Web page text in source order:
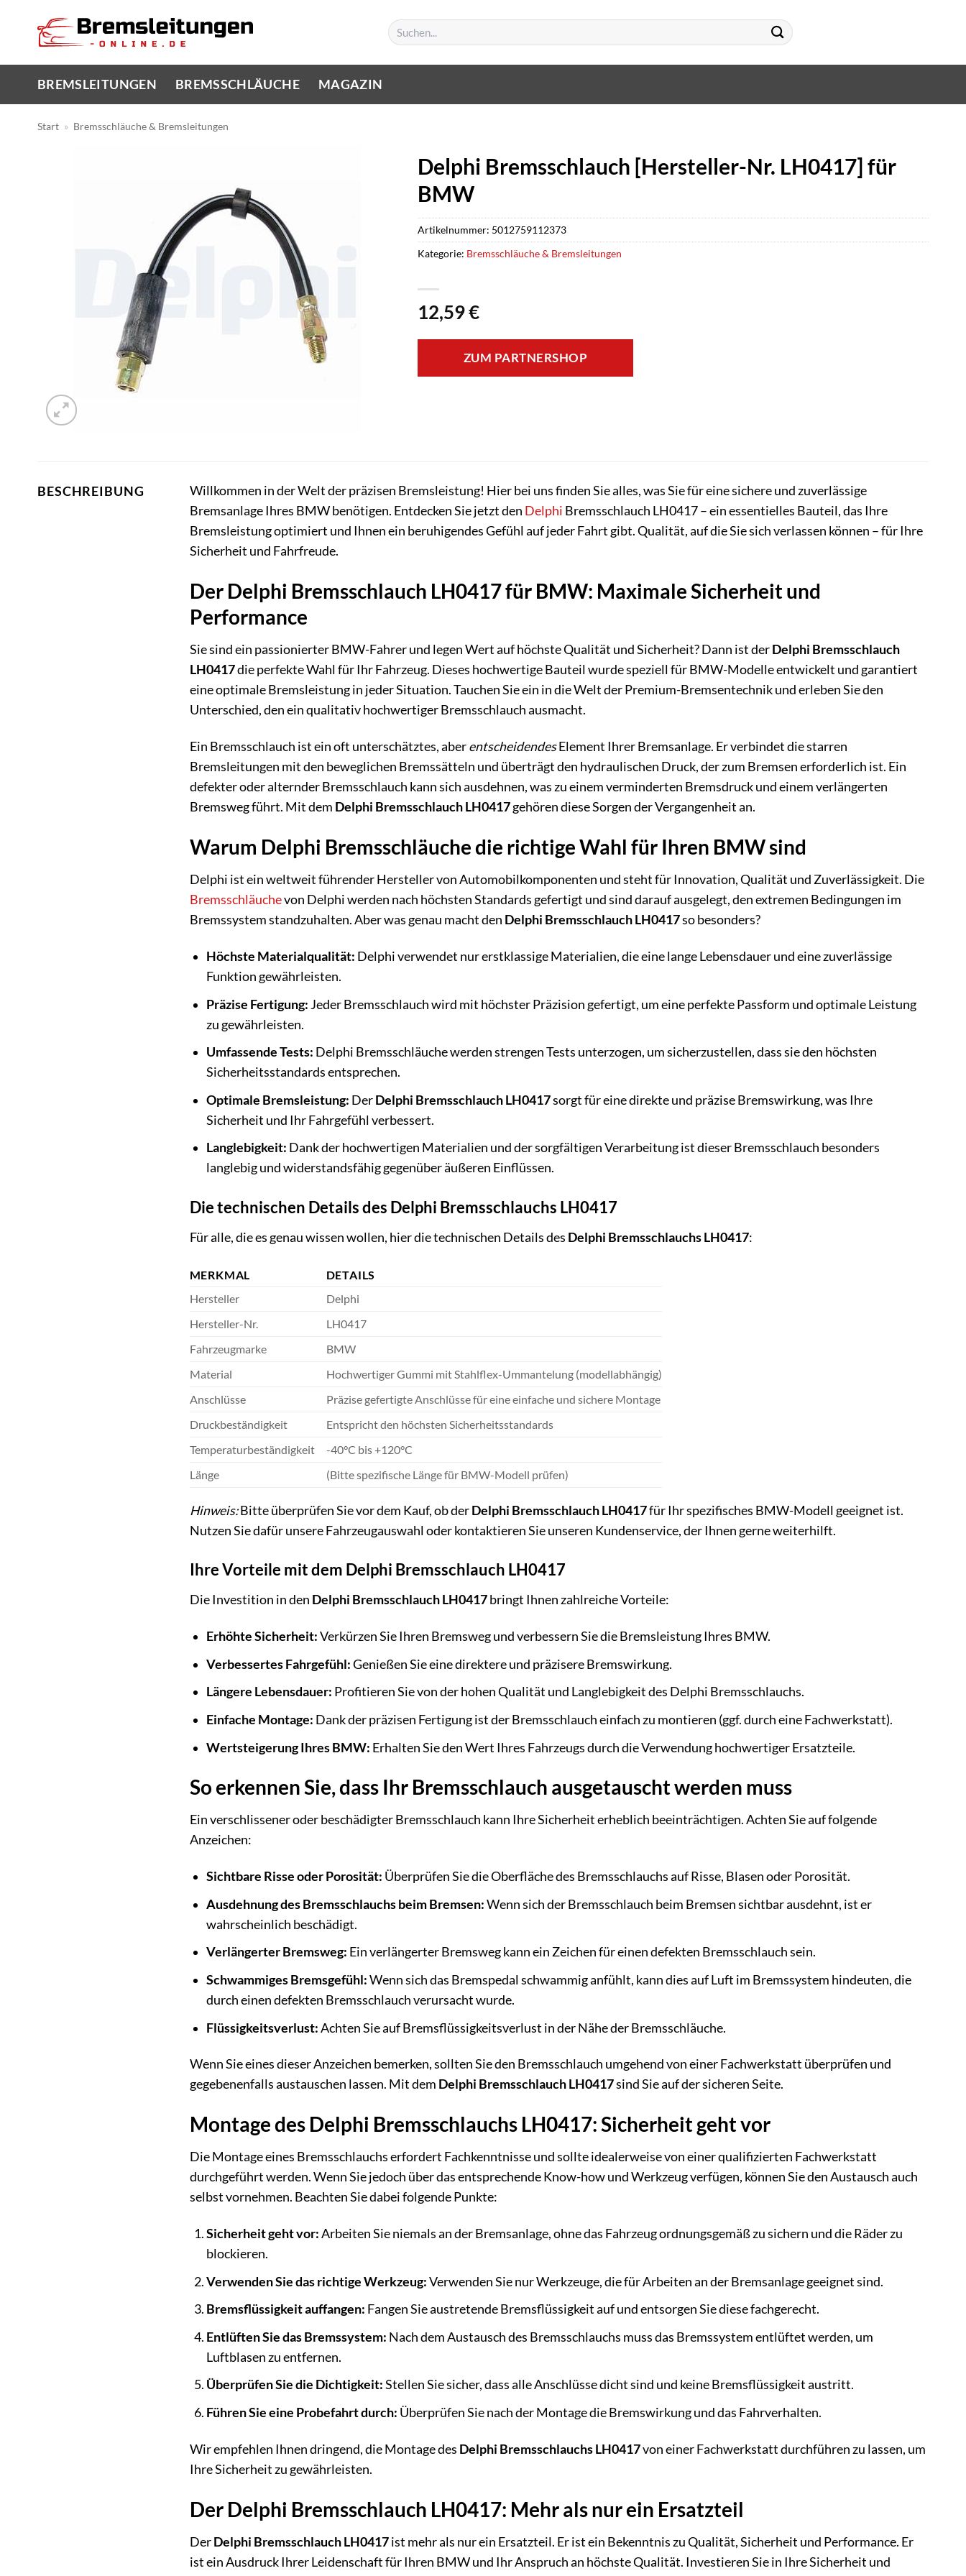
springen
Suchen
nach:
BREMSLEITUNGEN BREMSSCHLÄUCHE MAGAZIN
Start » Bremsschläuche & Bremsleitungen
Delphi Bremsschlauch [Hersteller-Nr. LH0417] für
BMW
12,59€
ZUM PARTNERSHOP
Artikelnummer: 5012759112373
Kategorie: Bremsschläuche & Bremsleitungen
BESCHREIBUNG
Willkommen in der Welt der präzisen Bremsleistung! Hier bei uns finden Sie alles, was Sie für eine sichere und zuverlässige
Bremsanlage Ihres BMW benötigen. Entdecken Sie jetzt den Delphi Bremsschlauch LH0417 – ein essentielles Bauteil, das Ihre
Bremsleistung optimiert und Ihnen ein beruhigendes Gefühl auf jeder Fahrt gibt. Qualität, auf die Sie sich verlassen können – für Ihre
Sicherheit und Fahrfreude.
Der Delphi Bremsschlauch LH0417 für BMW: Maximale Sicherheit und
Performance
Sie sind ein passionierter BMW-Fahrer und legen Wert auf höchste Qualität und Sicherheit? Dann ist derDelphi Bremsschlauch
LH0417die perfekte Wahl für Ihr Fahrzeug. Dieses hochwertige Bauteil wurde speziell für BMW-Modelle entwickelt und garantiert
eine optimale Bremsleistung in jeder Situation. Tauchen Sie ein in die Welt der Premium-Bremsentechnik und erleben Sie den
Unterschied, den ein qualitativ hochwertiger Bremsschlauch ausmacht.
Ein Bremsschlauch ist ein oft unterschätztes, aberentscheidendesElement Ihrer Bremsanlage. Er verbindet die starren
Bremsleitungen mit den beweglichen Bremssätteln und überträgt den hydraulischen Druck, der zum Bremsen erforderlich ist. Ein
defekter oder alternder Bremsschlauch kann sich ausdehnen, was zu einem verminderten Bremsdruck und einem verlängerten
Bremsweg führt. Mit dem Delphi Bremsschlauch LH0417gehören diese Sorgen der Vergangenheit an.
Warum Delphi Bremsschläuche die richtige Wahl für Ihren BMW sind
Delphi ist ein weltweit führender Hersteller von Automobilkomponenten und steht für Innovation, Qualität und Zuverlässigkeit. Die
Bremsschläuchevon Delphi werden nach höchsten Standards gefertigt und sind darauf ausgelegt, den extremen Bedingungen im
Bremssystem standzuhalten. Aber was genau macht den Delphi Bremsschlauch LH0417so besonders?
Höchste Materialqualität: Delphi verwendet nur erstklassige Materialien, die eine lange Lebensdauer und eine zuverlässige
Funktion gewährleisten.
Präzise Fertigung: Jeder Bremsschlauch wird mit höchster Präzision gefertigt, um eine perfekte Passform und optimale Leistung
zu gewährleisten.
Umfassende Tests: Delphi Bremsschläuche werden strengen Tests unterzogen, um sicherzustellen, dass sie den höchsten
Sicherheitsstandards entsprechen.
Optimale Bremsleistung: DerDelphi Bremsschlauch LH0417sorgt für eine direkte und präzise Bremswirkung, was Ihre
Sicherheit und Ihr Fahrgefühl verbessert.
Langlebigkeit: Dank der hochwertigen Materialien und der sorgfältigen Verarbeitung ist dieser Bremsschlauch besonders
langlebig und widerstandsfähig gegenüber äußeren Einflüssen.
Die technischen Details des Delphi Bremsschlauchs LH0417
Für alle, die es genau wissen wollen, hier die technischen Details des Delphi Bremsschlauchs LH0417:
MERKMAL
DETAILS
Hersteller
Delphi
Hersteller-Nr.
LH0417
Fahrzeugmarke
BMW
Material
Hochwertiger Gummi mit Stahlflex-Ummantelung (modellabhängig)
Anschlüsse
Präzise gefertigte Anschlüsse für eine einfache und sichere Montage
Druckbeständigkeit
Entspricht den höchsten Sicherheitsstandards
Temperaturbeständigkeit
-40°C bis +120°C
Länge
(Bitte spezifische Länge für BMW-Modell prüfen)
Hinweis:Bitte überprüfen Sie vor dem Kauf, ob derDelphi Bremsschlauch LH0417für Ihr spezifisches BMW-Modell geeignet ist.
Nutzen Sie dafür unsere Fahrzeugauswahl oder kontaktieren Sie unseren Kundenservice, der Ihnen gerne weiterhilft.
Ihre Vorteile mit dem Delphi Bremsschlauch LH0417
Die Investition in den Delphi Bremsschlauch LH0417bringt Ihnen zahlreiche Vorteile:
Erhöhte Sicherheit:Verkürzen Sie Ihren Bremsweg und verbessern Sie die Bremsleistung Ihres BMW.
Verbessertes Fahrgefühl:Genießen Sie eine direktere und präzisere Bremswirkung.
Längere Lebensdauer: Profitieren Sie von der hohen Qualität und Langlebigkeit des Delphi Bremsschlauchs.
Einfache Montage: Dank der präzisen Fertigung ist der Bremsschlauch einfach zu montieren (ggf. durch eine Fachwerkstatt).
Wertsteigerung Ihres BMW: Erhalten Sie den Wert Ihres Fahrzeugs durch die Verwendung hochwertiger Ersatzteile.
So erkennen Sie, dass Ihr Bremsschlauch ausgetauscht werden muss
Ein verschlissener oder beschädigter Bremsschlauch kann Ihre Sicherheit erheblich beeinträchtigen. Achten Sie auf folgende
Anzeichen:
Sichtbare Risse oder Porosität: Überprüfen Sie die Oberfläche des Bremsschlauchs auf Risse, Blasen oder Porosität.
Ausdehnung des Bremsschlauchs beim Bremsen:Wenn sich der Bremsschlauch beim Bremsen sichtbar ausdehnt, ist er
wahrscheinlich beschädigt.
Verlängerter Bremsweg: Ein verlängerter Bremsweg kann ein Zeichen für einen defekten Bremsschlauch sein.
Schwammiges Bremsgefühl:Wenn sich das Bremspedal schwammig anfühlt, kann dies auf Luft im Bremssystem hindeuten, die
durch einen defekten Bremsschlauch verursacht wurde.
Flüssigkeitsverlust:Achten Sie auf Bremsflüssigkeitsverlust in der Nähe der Bremsschläuche.
Wenn Sie eines dieser Anzeichen bemerken, sollten Sie den Bremsschlauch umgehend von einer Fachwerkstatt überprüfen und
gegebenenfalls austauschen lassen. Mit dem Delphi Bremsschlauch LH0417sind Sie auf der sicheren Seite.
Montage des Delphi Bremsschlauchs LH0417: Sicherheit geht vor
Die Montage eines Bremsschlauchs erfordert Fachkenntnisse und sollte idealerweise von einer qualifizierten Fachwerkstatt
durchgeführt werden. Wenn Sie jedoch über das entsprechende Know-how und Werkzeug verfügen, können Sie den Austausch auch
selbst vornehmen. Beachten Sie dabei folgende Punkte:
Sicherheit geht vor:Arbeiten Sie niemals an der Bremsanlage, ohne das Fahrzeug ordnungsgemäß zu sichern und die Räder zu
blockieren.
Verwenden Sie das richtige Werkzeug:Verwenden Sie nur Werkzeuge, die für Arbeiten an der Bremsanlage geeignet sind.
Bremsflüssigkeit auffangen: Fangen Sie austretende Bremsflüssigkeit auf und entsorgen Sie diese fachgerecht.
Entlüften Sie das Bremssystem: Nach dem Austausch des Bremsschlauchs muss das Bremssystem entlüftet werden, um
Luftblasen zu entfernen.
Überprüfen Sie die Dichtigkeit:Stellen Sie sicher, dass alle Anschlüsse dicht sind und keine Bremsflüssigkeit austritt.
Führen Sie eine Probefahrt durch: Überprüfen Sie nach der Montage die Bremswirkung und das Fahrverhalten.
Wir empfehlen Ihnen dringend, die Montage des Delphi Bremsschlauchs LH0417von einer Fachwerkstatt durchführen zu lassen, um
Ihre Sicherheit zu gewährleisten.
Der Delphi Bremsschlauch LH0417: Mehr als nur ein Ersatzteil
DerDelphi Bremsschlauch LH0417ist mehr als nur ein Ersatzteil. Er ist ein Bekenntnis zu Qualität, Sicherheit und Performance. Er
ist ein Ausdruck Ihrer Leidenschaft für Ihren BMW und Ihr Anspruch an höchste Qualität. Investieren Sie in Ihre Sicherheit und